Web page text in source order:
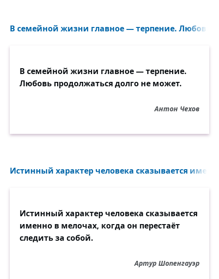
В семейной жизни главное — терпение. Любовь
В семейной жизни главное — терпение.
Любовь продолжаться долго не может.
Антон Чехов
Истинный характер человека сказывается
Истинный характер человека сказывается
именно в мелочах, когда он перестаёт
следить за собой.
Артур Шопенгауэр